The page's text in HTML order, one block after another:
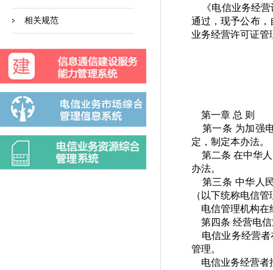
《电信业务经营
通过，现予公布
业务经营许可证
第一章 总 则
第一条 为加强
定，制定本办法。
第二条 在中华人
办法。
第三条 中华人
（以下统称电信
电信管理机构在
第四条 经营电信
电信业务经营者
管理。
电信业务经营者
相关规范